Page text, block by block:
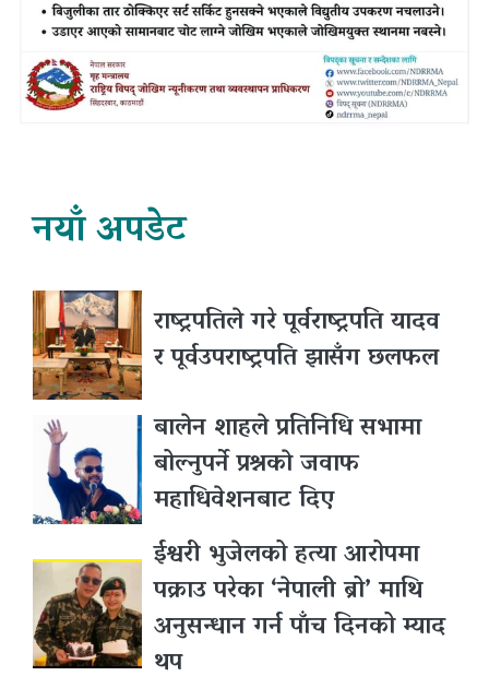
नयाँ अपडेट
राष्ट्रपतिले गरे पूर्वराष्ट्रपति यादव
र पूर्वउपराष्ट्रपति झासँग छलफल
बालेन शाहले प्रतिनिधि सभामा
बोल्नुपर्ने प्रश्नकाे जवाफ
महाधिवेशनबाट दिए
ईश्वरी भुजेलको हत्या आरोपमा
पक्राउ परेका ‘नेपाली ब्रो’ माथि
अनुसन्धान गर्न पाँच दिनको म्याद
थप